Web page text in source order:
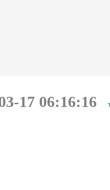
17 06:16:16